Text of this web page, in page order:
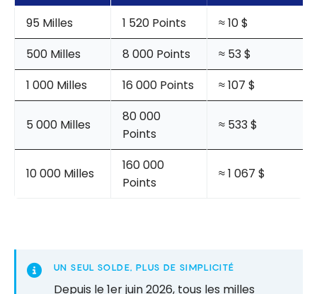
95 Milles
1 520 Points
≈ 10 $
500 Milles
8 000 Points
≈ 53 $
1 000 Milles
16 000 Points ≈ 107 $
5 000 Milles
80 000
Points
≈ 533 $
10 000 Milles
160 000
Points
≈ 1 067 $
UN SEUL SOLDE, PLUS DE SIMPLICITÉ
Depuis le 1er juin 2026, tous les milles